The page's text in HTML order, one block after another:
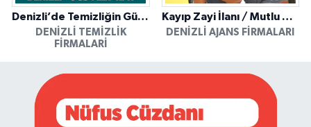
Denizli’de Temizliğin Güvenilir Adresi: Özkan Yerinde Yıkama
DENIZLI TEMIZLIK
FIRMALARI
Kayıp Zayi İlanı / Mutlu Ajans / Denizli
DENIZLI AJANS FIRMALARI